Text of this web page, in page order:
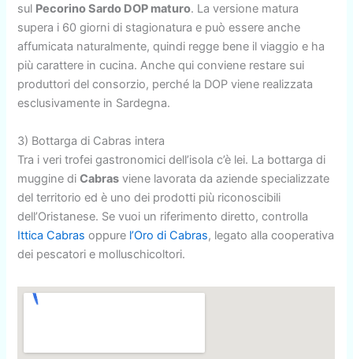
sul Pecorino Sardo DOP maturo. La versione matura
supera i 60 giorni di stagionatura e può essere anche
affumicata naturalmente, quindi regge bene il viaggio e ha
più carattere in cucina. Anche qui conviene restare sui
produttori del consorzio, perché la DOP viene realizzata
esclusivamente in Sardegna.
3) Bottarga di Cabras intera
Tra i veri trofei gastronomici dell’isola c’è lei. La bottarga di
muggine diCabras viene lavorata da aziende specializzate
del territorio ed è uno dei prodotti più riconoscibili
dell’Oristanese. Se vuoi un riferimento diretto, controlla
Ittica Cabras oppure l’Oro di Cabras, legato alla cooperativa
dei pescatori e molluschicoltori.